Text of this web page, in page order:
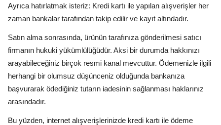
Ayrıca hatırlatmak isteriz: Kredi kartı ile yapılan alışverişler her
zaman bankalar tarafından takip edilir ve kayıt altındadır.
Satın alma sonrasında, ürünün tarafınıza gönderilmesi satıcı
firmanın hukuki yükümlülüğüdür. Aksi bir durumda hakkınızı
arayabileceğiniz birçok resmi kanal mevcuttur. Ödemenizle ilgili
herhangi bir olumsuz düşünceniz olduğunda bankanıza
başvurarak ödediğiniz tutarın iadesinin sağlanması haklarınız
arasındadır.
Bu yüzden, internet alışverişlerinizde kredi kartı ile ödeme